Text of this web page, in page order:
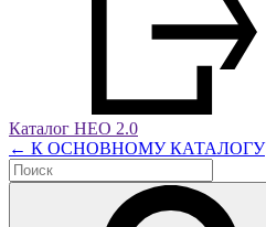
Каталог НЕО 2.0
← К ОСНОВНОМУ КАТАЛОГУ